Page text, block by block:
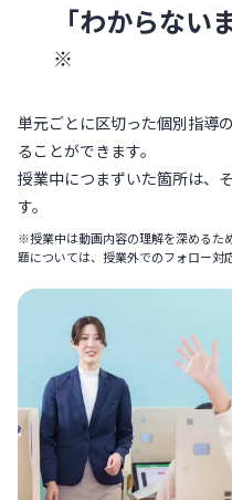
「わからな
※
単元ごとに区切った個別指導
ることができます。
授業中につまずいた箇所は、
す。
※授業中は動画内容の理解を深めるた
題については、授業外でのフォロー対